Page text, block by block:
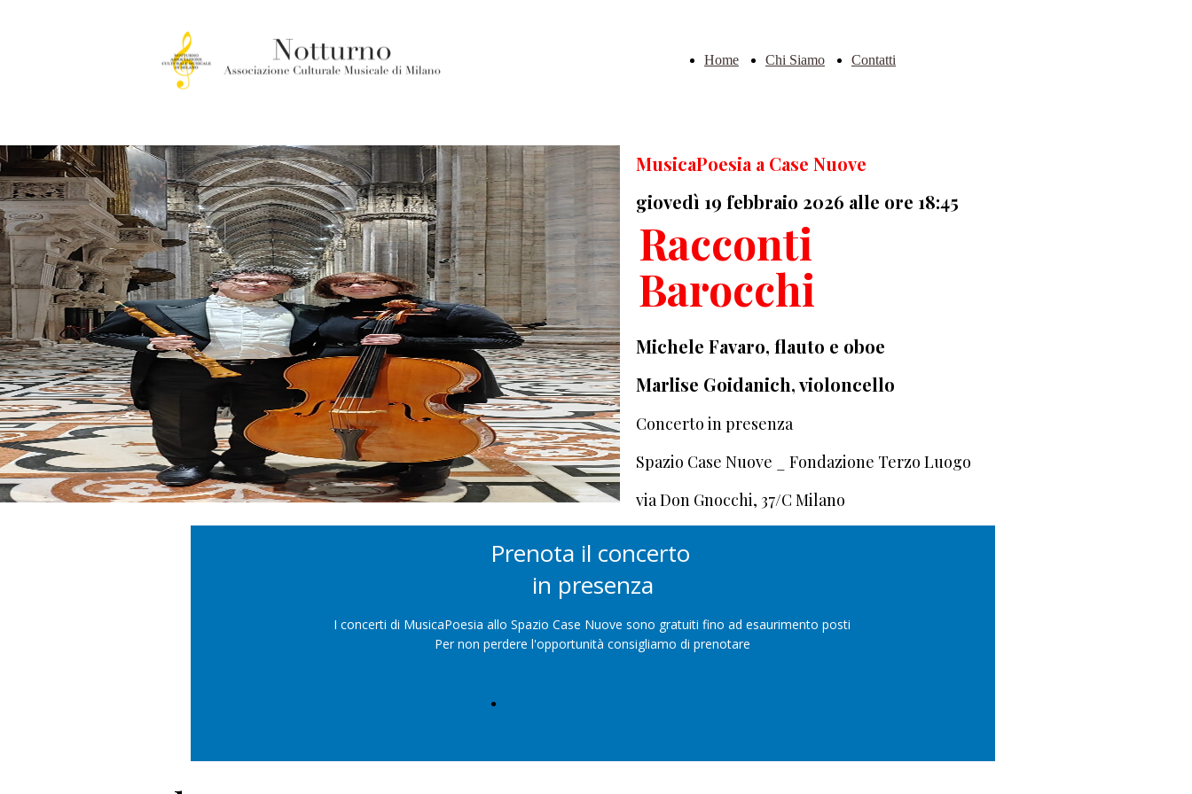
Home Chi Siamo Contatti
MusicaPoesia a Case Nuove
giovedì 19 febbraio 2026 alle ore 18:45
Racconti
Barocchi
Michele Favaro, flauto e oboe
Marlise Goidanich, violoncello
Concerto in presenza
Spazio Case Nuove _ Fondazione Terzo Luogo
via Don Gnocchi, 37/C Milano
Prenota il concerto
in presenza
I concerti di MusicaPoesia allo Spazio Case Nuove sono gratuiti fino ad esaurimento posti
Per non perdere l'opportunità consigliamo di prenotare